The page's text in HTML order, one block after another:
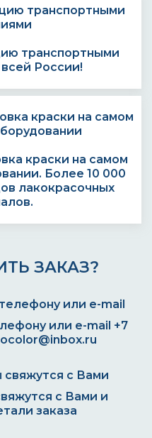
транспортными
России!
краски на самом
Более 10 000
лакокрасочных
ЗАКАЗ?
или e-mail +7
с Вами и
заказа